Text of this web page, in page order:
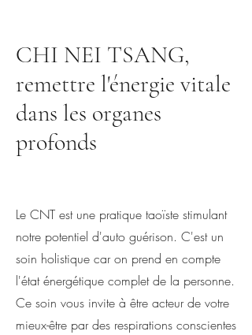
CHI NEI TSANG,
remettre l'énergie vitale
dans les organes
profonds
Le CNT est une pratique taoïste stimulant
notre potentiel d'auto guérison. C'est un
soin holistique car on prend en compte
l'état énergétique complet de la personne.
Ce soin vous invite à être acteur de votre
mieux-être par des respirations conscientes